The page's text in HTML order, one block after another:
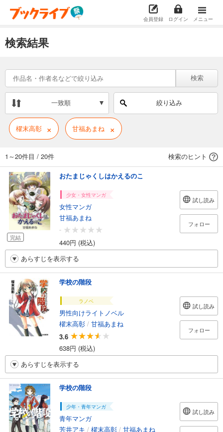
会員登録 ログイン メニュー
検索結果
検索
一致順 絞り込み
櫂末高彰 × 甘福あまね ×
1～20件目 / 20件 検索のヒント
完結
おたまじゃくしはかえるのこ
少女・女性マンガ
女性マンガ
甘福あまね
-
440円 (税込)
試し読み
フォロー
あらすじを表示する
学校の階段
ラノベ
男性向けライトノベル
櫂末高彰 / 甘福あまね
3.6
638円 (税込)
試し読み
フォロー
あらすじを表示する
学校の階段
少年・青年マンガ
青年マンガ
芳井アキ / 櫂末高彰 / 甘福あまね
試し読み